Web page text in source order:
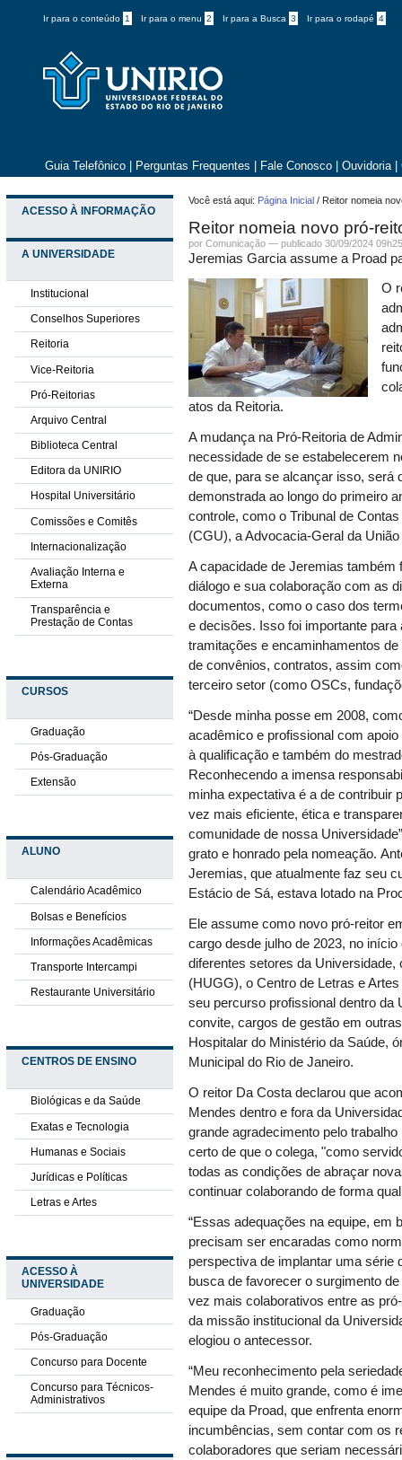
Ir para o conteúdo 1 Ir para o menu 2 Ir para a Busca 3 Ir para o rodapé 4
Guia Telefônico Perguntas Frequentes Fale Conosco Ouvidoria
ACESSO À INFORMAÇÃO
A UNIVERSIDADE
Institucional
Conselhos Superiores
Reitoria
Vice-Reitoria
Pró-Reitorias
Arquivo Central
Biblioteca Central
Editora da UNIRIO
Hospital Universitário
Comissões e Comitês
Internacionalização
Avaliação Interna e
Externa
Transparência e
Prestação de Contas
CURSOS
Graduação
Pós-Graduação
Extensão
ALUNO
Calendário Acadêmico
Bolsas e Benefícios
Informações Acadêmicas
Transporte Intercampi
Restaurante Universitário
CENTROS DE ENSINO
Biológicas e da Saúde
Exatas e Tecnologia
Humanas e Sociais
Jurídicas e Políticas
Letras e Artes
ACESSO À
UNIVERSIDADE
Graduação
Pós-Graduação
Concurso para Docente
Concurso para Técnicos-
Administrativos
Você está aqui: Página Inicial / Reitor nomeia
Reitor nomeia novo pró-
por Comunicação —publicado 30/09/2024
Jeremias Garcia assume a Proad
O
atos da Reitoria.
A mudança na Pró-Reitoria de
necessidade de se estabelecerem
de que, para se alcançar isso, será
demonstrada ao longo do primeiro
controle, como o Tribunal de
(CGU), a Advocacia-Geral da
A capacidade de Jeremias também
diálogo e sua colaboração com as
documentos, como o caso dos
e decisões. Isso foi importante
tramitações e encaminhamentos
de convênios, contratos, assim
terceiro setor (como OSCs,
“Desde minha posse em 2008,
acadêmico e profissional com
à qualificação e também do
Reconhecendo a imensa
minha expectativa é a de contribuir
vez mais eficiente, ética e
comunidade de nossa
grato e honrado pela nomeação.
Jeremias, que atualmente faz seu
Estácio de Sá, estava lotado na
Ele assume como novo pró-reitor
cargo desde julho de 2023, no
diferentes setores da
(HUGG), o Centro de Letras e
seu percurso profissional dentro
convite, cargos de gestão em
Hospitalar do Ministério da Saúde,
Municipal do Rio de Janeiro.
O reitor Da Costa declarou que
Mendes dentro e fora da
grande agradecimento pelo
certo de que o colega, "como
todas as condições de abraçar
continuar colaborando de forma
“Essas adequações na equipe, em
precisam ser encaradas como
perspectiva de implantar uma série
busca de favorecer o surgimento
vez mais colaborativos entre as
da missão institucional da
elogiou o antecessor.
“Meu reconhecimento pela
Mendes é muito grande, como é
equipe da Proad, que enfrenta
incumbências, sem contar com os
colaboradores que seriam